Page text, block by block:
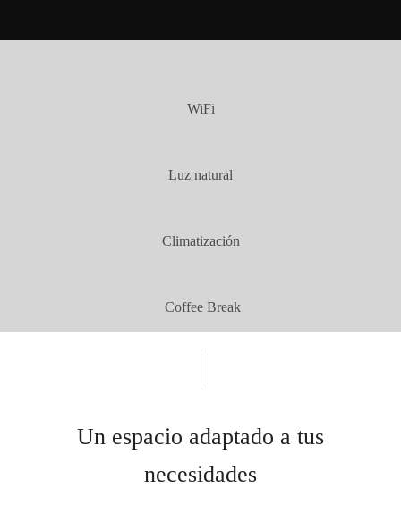
WiFi
Luz natural
Climatización
Coffee Break
Un espacio adaptado a tus
necesidades